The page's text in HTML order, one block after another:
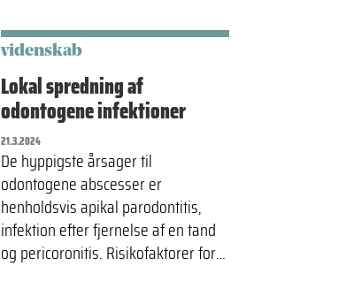
videnskab
Lokal spredning af
odontogene infektioner
21.3.2024
De hyppigste årsager til
odontogene abscesser er
henholdsvis apikal parodontitis,
infektion efter fjernelse af en tand
og pericoronitis. Risikofaktorer for…